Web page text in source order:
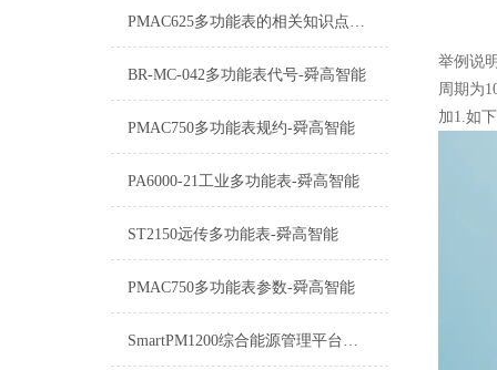
PMAC625多功能表的相关知识点讲解
BR-MC-042多功能表代号-舜高智能
PMAC750多功能表规约-舜高智能
PA6000-21工业多功能表-舜高智能
ST2150远传多功能表-舜高智能
PMAC750多功能表参数-舜高智能
SmartPM1200综合能源管理平台：企业能源数字化转型的核心引擎
举例说
周期为
加1.如